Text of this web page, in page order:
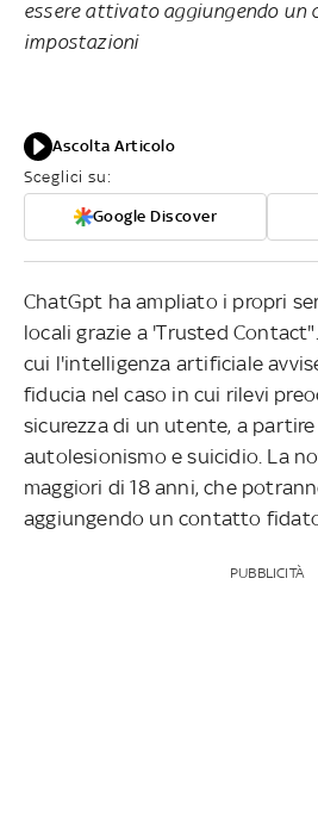
essere attivato aggiungendo
impostazioni
Ascolta Articolo
Sceglici su:
Google Discover
ChatGpt ha ampliato i propri
locali grazie a 'Trusted
cui l'intelligenza artificiale
fiducia nel caso in cui rilevi
sicurezza di un utente, a
autolesionismo e suicidio. La
maggiori di 18 anni, che
aggiungendo un contatto
PUBBLICITÀ